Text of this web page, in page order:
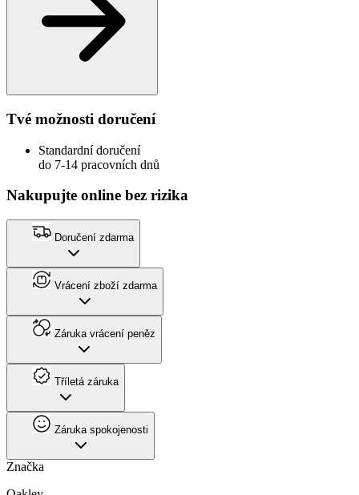
Tvé možnosti doručení
Standardní doručení
do 7-14 pracovních dnů
Nakupujte online bez rizika
Doručení zdarma
Vrácení zboží zdarma
Záruka vrácení peněz
Tříletá záruka
Záruka spokojenosti
Značka